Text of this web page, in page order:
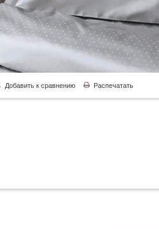
Добавить к сравнению Распечатать